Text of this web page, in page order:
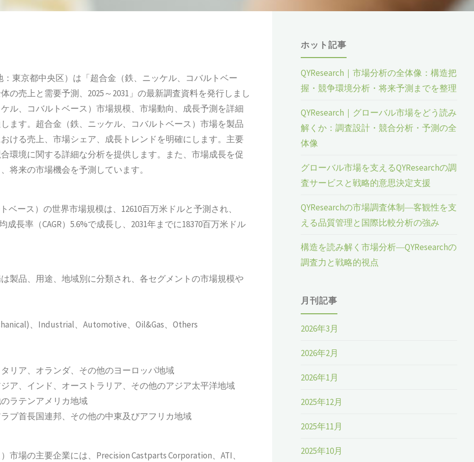
：東京都中央区）は「超合金（鉄、ニッケル、コバルトベー
売上と需要予測、2025～2031」の最新調査資料を発行しまし
ル、コバルトベース）市場規模、市場動向、成長予測を詳細
ます。超合金（鉄、ニッケル、コバルトベース）市場を製品
ける売上、市場シェア、成長トレンドを明確にします。主要
環境に関する詳細な分析を提供します。また、市場成長を促
将来の市場機会を予測しています。
ース）の世界市場規模は、12610百万米ドルと予測され、
長率（CAGR）5.6%で成長し、2031年までに18370百万米ドル
製品、用途、地域別に分類され、各セグメントの市場規模や
、Industrial、Automotive、Oil&Gas、Others
リア、オランダ、その他のヨーロッパ地域
ア、インド、オーストラリア、その他のアジア太平洋地域
ラテンアメリカ地域
ブ首長国連邦、その他の中東及びアフリカ地域
場の主要企業には、Precision Castparts Corporation、ATI、
ホット記事
QYResearch｜市場分析の全体像：構造把
握・競争環境分析・将来予測までを整理
QYResearch｜グローバル市場をどう読み
解くか：調査設計・競合分析・予測の全
体像
グローバル市場を支えるQYResearchの調
査サービスと戦略的意思決定支援
QYResearchの市場調査体制―客観性を支
える品質管理と国際比較分析の強み
構造を読み解く市場分析―QYResearchの
調査力と戦略的視点
月刊記事
2026年3月
2026年2月
2026年1月
2025年12月
2025年11月
2025年10月